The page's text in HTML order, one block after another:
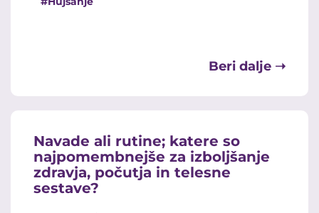
Beri dalje ➝
Navade ali rutine; katere so
najpomembnejše za izboljšanje
zdravja, počutja in telesne
sestave?